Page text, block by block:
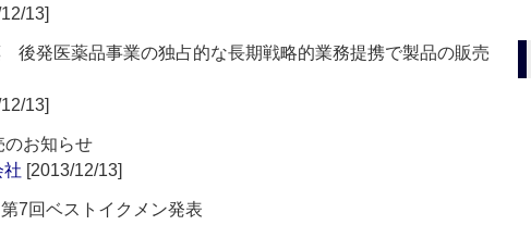
13]
後発医薬品事業の独占的な長期戦略的業務提携で製品の販売
13]
のお知らせ
社 [2013/12/13]
7回ベストイクメン発表